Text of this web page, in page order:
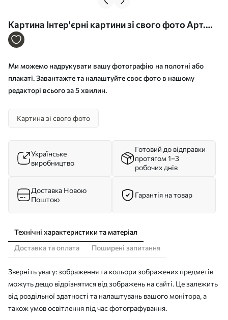
Картина Інтер'єрні картини зі свого фото Арт.
s33285
Ми можемо надрукувати вашу фотографію на полотні або
плакаті. Завантажте та налаштуйте своє фото в нашому
редакторі всього за 5 хвилин.
Картина зі свого фото
Українське
виробництво
Готовий до відправки
протягом 1–3
робочих днів
Доставка Новою
Поштою
Гарантія на товар
Технічні характеристики та матеріал
Доставка та оплата
Поширені запитання
Зверніть увагу: зображення та кольори зображених предметів
можуть дещо відрізнятися від зображень на сайті. Це залежить
від роздільної здатності та налаштувань вашого монітора, а
також умов освітлення під час фотографування.